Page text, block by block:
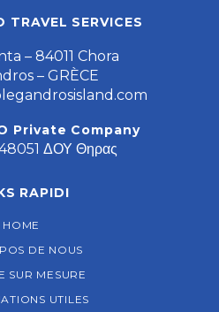
TRAVEL SERVICES
– 84011 Chora
– GRÈCE
Private Company
ΔΟΥ Θηρας
RAPIDI
HOME
DE NOUS
SUR MESURE
UTILES